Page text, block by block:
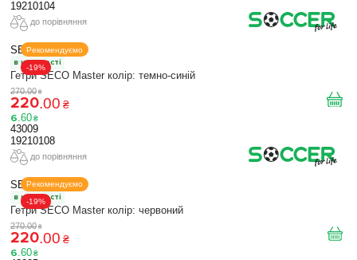
19210104
до порівняння
Рекомендуємо
-19%
SECO
в наявності
Гетри SECO Master колір: темно-синій
270.00 ₴
220.00 ₴
6 60 ₴
43009
19210108
до порівняння
Рекомендуємо
-19%
SECO
в наявності
Гетри SECO Master колір: червоний
270.00 ₴
220.00 ₴
6 60 ₴